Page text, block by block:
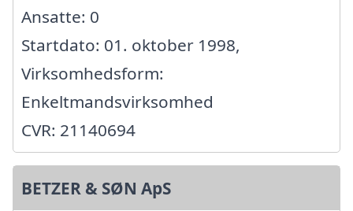
Ansatte: 0
Startdato: 01. oktober 1998,
Virksomhedsform:
Enkeltmandsvirksomhed
CVR: 21140694
BETZER & SØN ApS